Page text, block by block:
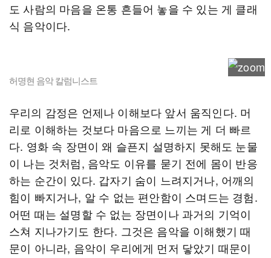
도 사람의 마음을 온통 흔들어 놓을 수 있는 게 클래
식 음악이다.
허명현 음악 칼럼니스트
우리의 감정은 언제나 이해보다 앞서 움직인다. 머
리로 이해하는 것보다 마음으로 느끼는 게 더 빠르
다. 영화 속 장면이 왜 슬픈지 설명하지 못해도 눈물
이 나는 것처럼, 음악도 이유를 묻기 전에 몸이 반응
하는 순간이 있다. 갑자기 숨이 느려지거나, 어깨의
힘이 빠지거나, 알 수 없는 편안함이 스며드는 경험.
어떤 때는 설명할 수 없는 장면이나 과거의 기억이
스쳐 지나가기도 한다. 그것은 음악을 이해했기 때
문이 아니라, 음악이 우리에게 먼저 닿았기 때문이